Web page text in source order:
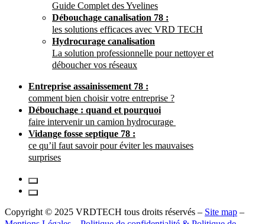
Guide Complet des Yvelines
Débouchage canalisation 78 :
les solutions efficaces avec VRD TECH
Hydrocurage canalisation
La solution professionnelle pour nettoyer et
déboucher vos réseaux
Entreprise assainissement 78 :
comment bien choisir votre entreprise ?
Débouchage : quand et pourquoi
faire intervenir un camion hydrocurage
Vidange fosse septique 78 :
ce qu’il faut savoir pour éviter les mauvaises
surprises
Copyright © 2025 VRDTECH tous droits réservés – Site map –